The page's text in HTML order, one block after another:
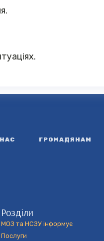
ГРОМАДЯНАМ
Розділи
МОЗ та НСЗУ інформує
Послуги